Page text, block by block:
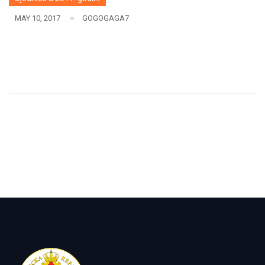
MAY 10, 2017 GOGOGAGA7